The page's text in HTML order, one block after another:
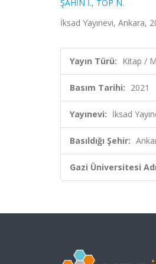
ŞAHİN İ., TOP N.
İksad Yayınevi, Ankara,
Yayın Türü: Kitap /
Basım Tarihi: 2021
Yayınevi: İksad
Basıldığı Şehir:
Gazi Üniversitesi